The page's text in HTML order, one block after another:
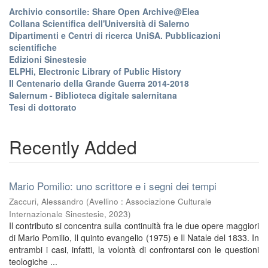
Archivio consortile: Share Open Archive@Elea
Collana Scientifica dell'Università di Salerno
Dipartimenti e Centri di ricerca UniSA. Pubblicazioni
scientifiche
Edizioni Sinestesie
ELPHi, Electronic Library of Public History
Il Centenario della Grande Guerra 2014-2018
Salernum - Biblioteca digitale salernitana
Tesi di dottorato
Recently Added
Mario Pomilio: uno scrittore e i segni dei tempi
Zaccuri, Alessandro (Avellino : Associazione Culturale
Internazionale Sinestesie, 2023)
Il contributo si concentra sulla continuità fra le due opere maggiori
di Mario Pomilio, Il quinto evangelio (1975) e Il Natale del 1833. In
entrambi i casi, infatti, la volontà di confrontarsi con le questioni
teologiche ...